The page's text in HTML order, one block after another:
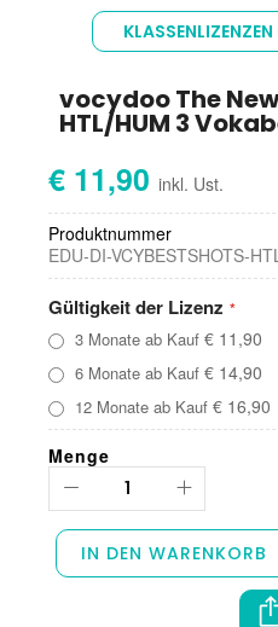
vocydoo The
HTL/HUM 3
€ 11,90
Produktnummer
EDU-DI-VCYBESTSHOTS-
Gültigkeit der Lizenz
3 Monate ab Kauf € 11,90
6 Monate ab Kauf € 14,90
12 Monate ab Kauf € 16,90
Menge
IN DEN WARENKORB